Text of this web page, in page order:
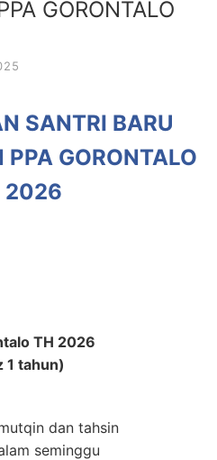
GORONTALO
SANTRI BARU
PPA GORONTALO
2026
TH 2026
1 tahun)
dan tahsin
seminggu